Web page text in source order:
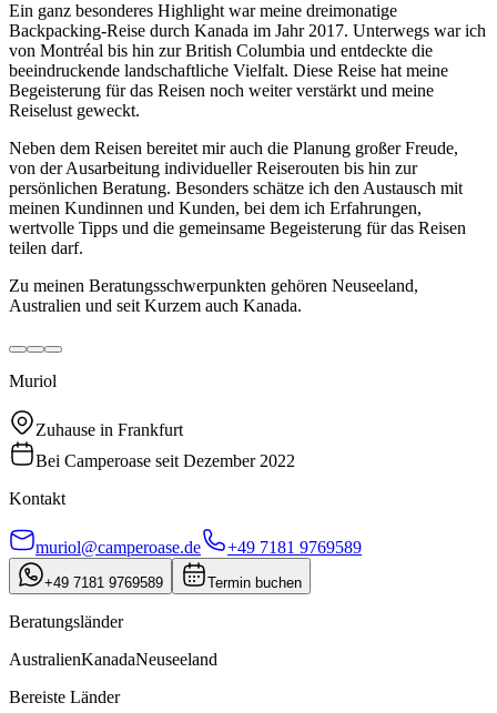
Ein ganz besonderes Highlight war meine dreimonatige
Backpacking-Reise durch Kanada im Jahr 2017. Unterwegs war ich
von Montréal bis hin zur British Columbia und entdeckte die
beeindruckende landschaftliche Vielfalt. Diese Reise hat meine
Begeisterung für das Reisen noch weiter verstärkt und meine
Reiselust geweckt.
Neben dem Reisen bereitet mir auch die Planung großer Freude,
von der Ausarbeitung individueller Reiserouten bis hin zur
persönlichen Beratung. Besonders schätze ich den Austausch mit
meinen Kundinnen und Kunden, bei dem ich Erfahrungen,
wertvolle Tipps und die gemeinsame Begeisterung für das Reisen
teilen darf.
Zu meinen Beratungsschwerpunkten gehören Neuseeland,
Australien und seit Kurzem auch Kanada.
Muriol
Zuhause in Frankfurt
Bei Camperoase seit Dezember 2022
Kontakt
muriol@camperoase.de +49 7181 9769589
+49 7181 9769589 Termin buchen
Beratungsländer
AustralienKanadaNeuseeland
Bereiste Länder